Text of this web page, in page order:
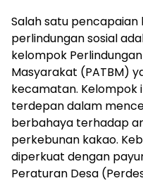
Salah satu pencapaian
perlindungan sosial
kelompok
Masyarakat (PATBM)
kecamatan. Kelompok
terdepan dalam
berbahaya terhadap
perkebunan kakao.
diperkuat dengan
Peraturan Desa